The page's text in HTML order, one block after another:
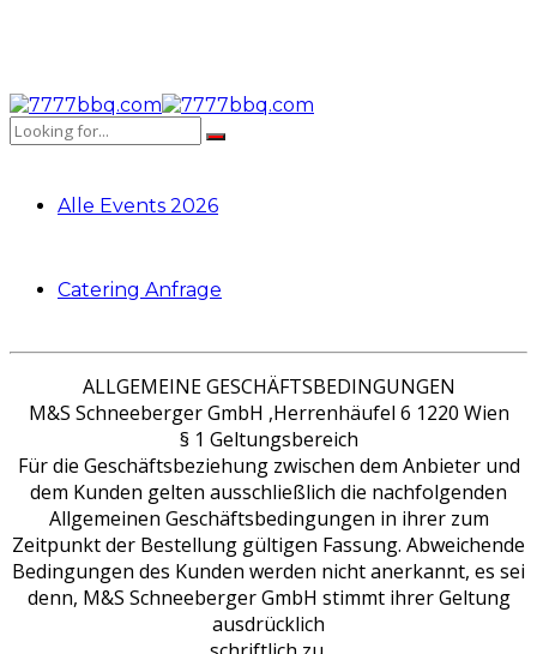
Alle Events 2026
Catering Anfrage
ALLGEMEINE GESCHÄFTSBEDINGUNGEN
M&S Schneeberger GmbH ,Herrenhäufel 6 1220 Wien
§ 1 Geltungsbereich
Für die Geschäftsbeziehung zwischen dem Anbieter und
dem Kunden gelten ausschließlich die nachfolgenden
Allgemeinen Geschäftsbedingungen in ihrer zum
Zeitpunkt der Bestellung gültigen Fassung. Abweichende
Bedingungen des Kunden werden nicht anerkannt, es sei
denn, M&S Schneeberger GmbH stimmt ihrer Geltung
ausdrücklich